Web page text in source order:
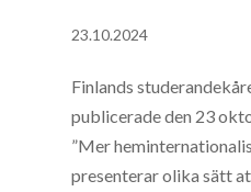
23.10.2024
Finlands
publicerade den 23
”Mer
presenterar olika sätt